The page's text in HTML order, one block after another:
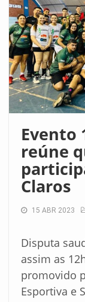
Evento
reúne
Claros
15 ABR 2023
Disputa
assim as
promovido
Esportiva e